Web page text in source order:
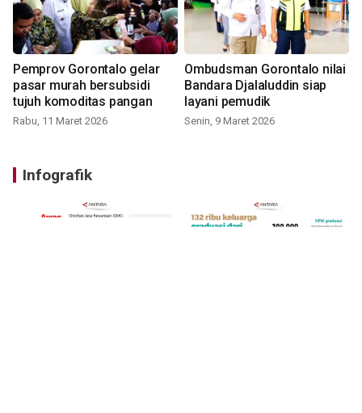
Pemprov Gorontalo gelar
pasar murah bersubsidi
tujuh komoditas pangan
Rabu, 11 Maret 2026
Ombudsman Gorontalo nilai
Bandara Djalaluddin siap
layani pemudik
Senin, 9 Maret 2026
Infografik